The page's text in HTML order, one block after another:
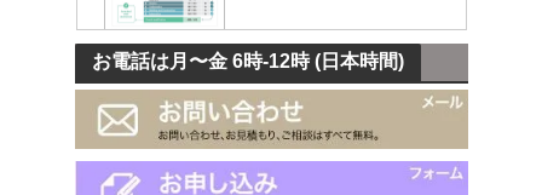
学生ビザ申請がもっと
便利に！
お電話は月〜金 6時-12時 (日本時間)